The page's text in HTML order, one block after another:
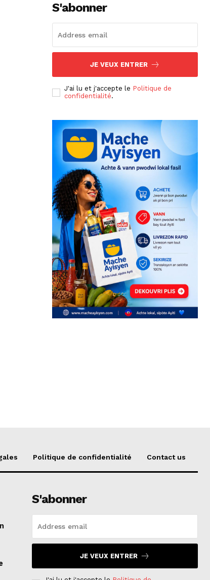
S'abonner
JE VEUX ENTRER
J'ai lu et j'accepte le Politique de
confidentialité.
Politique de confidentialité Contact us
S'abonner
JE VEUX ENTRER